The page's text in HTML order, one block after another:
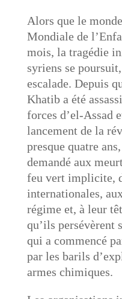
Alors que le
Mondiale de
mois, la tragédie
syriens se
escalade. Depuis
Khatib a été
forces d’el-Assad
lancement de la
presque quatre
demandé aux
feu vert implicite,
internationales,
régime et, à leur
qu’ils persévèrent
qui a commencé
par les barils
armes chimiques.